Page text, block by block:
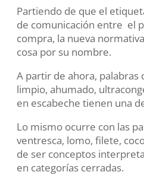
Partiendo de que el
de comunicación entre el
compra, la nueva
cosa por su nombre.
A partir de ahora, palabras
limpio, ahumado,
en escabeche tienen una
Lo mismo ocurre con las
ventresca, lomo, filete,
de ser conceptos
en categorías cerradas.